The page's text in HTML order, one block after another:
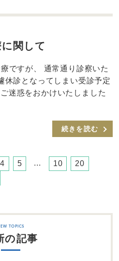
関して
ですが、 通常通り診察いた
診となってしまい受診予定
迷惑をおかけいたしました
続きを読む
4 5 ... 10
20
の記事